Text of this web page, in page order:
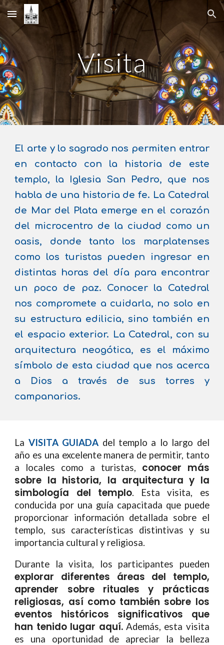
Skip to main content Skip to navigation
Visita
El arte y lo sagrado nos permiten entrar
en contacto con la historia de este
templo, la Iglesia San Pedro, que nos
habla de una historia de fe. La Catedral
de Mar del Plata emerge en el corazón
del microcentro de la ciudad como un
oasis, donde tanto los marplatenses
como los turistas pueden ingresar en
distintas horas del día para encontrar
un poco de paz. Conocer la Catedral
nos compromete a cuidarla, no solo en
su estructura edilicia, sino también en
el espacio exterior. La Catedral, con su
arquitectura neogótica, es el máximo
símbolo de esta ciudad que nos acerca
a Dios a través de sus torres y
campanarios.
La VISITA GUIADA del templo a lo largo del
año es una excelente manera de permitir, tanto
a locales como a turistas, conocer más
sobre la historia, la arquitectura y la
simbología del templo. Esta visita, es
conducida por una guía capacitada que puede
proporcionar información detallada sobre el
templo, sus características distintivas y su
importancia cultural y religiosa.
Durante la visita, los participantes pueden
explorar diferentes áreas del templo,
aprender sobre rituales y prácticas
religiosas, así como también sobre los
eventos históricos significativos que
han tenido lugar aquí.Además, esta visita
es una oportunidad de apreciar la belleza